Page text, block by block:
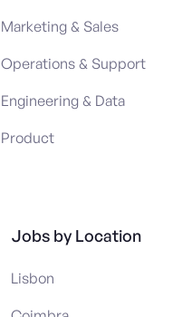
Marketing & Sales
Operations & Support
Engineering & Data
Product
Jobs by Location
Lisbon